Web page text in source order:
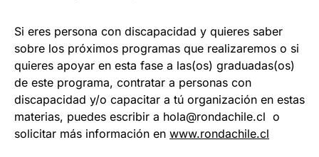
Si eres persona con discapacidad y quieres saber
sobre los próximos programas que realizaremos o si
quieres apoyar en esta fase a las(os) graduadas(os)
de este programa, contratar a personas con
discapacidad y/o capacitar a tú organización en estas
materias, puedes escribir a hola@rondachile.cl o
solicitar más información en www.rondachile.cl